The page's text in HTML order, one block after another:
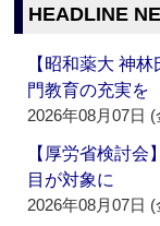
HEADLINE
【昭和薬大 神
門教育の充実を
2026年08月07日 (
【厚労省検討
目が対象に
2026年08月07日 (